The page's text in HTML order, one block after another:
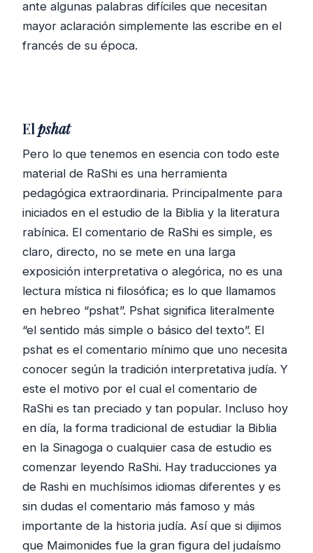
ante algunas palabras difíciles que necesitan
mayor aclaración simplemente las escribe en el
francés de su época.
Elpshat
Pero lo que tenemos en esencia con todo este
material de RaShi es una herramienta
pedagógica extraordinaria. Principalmente para
iniciados en el estudio de la Biblia y la literatura
rabínica. El comentario de RaShi es simple, es
claro, directo, no se mete en una larga
exposición interpretativa o alegórica, no es una
lectura mística ni filosófica; es lo que llamamos
en hebreo “pshat”. Pshat significa literalmente
“el sentido más simple o básico del texto”. El
pshat es el comentario mínimo que uno necesita
conocer según la tradición interpretativa judía. Y
este el motivo por el cual el comentario de
RaShi es tan preciado y tan popular. Incluso hoy
en día, la forma tradicional de estudiar la Biblia
en la Sinagoga o cualquier casa de estudio es
comenzar leyendo RaShi. Hay traducciones ya
de Rashi en muchísimos idiomas diferentes y es
sin dudas el comentario más famoso y más
importante de la historia judía. Así que si dijimos
que Maimonides fue la gran figura del judaísmo